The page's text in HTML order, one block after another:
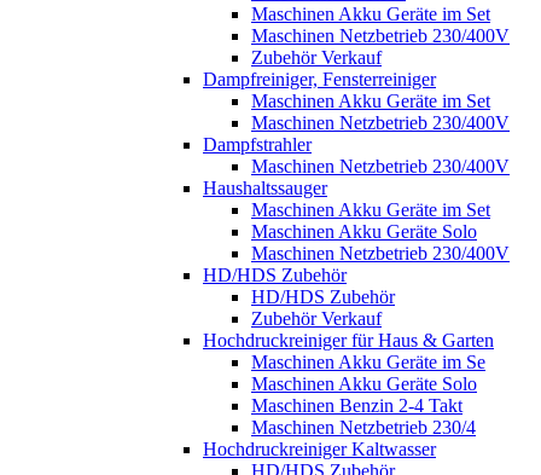
Maschinen Akku Geräte im Set
Maschinen Netzbetrieb 230/400V
Zubehör Verkauf
Dampfreiniger, Fensterreiniger
Maschinen Akku Geräte im Set
Maschinen Netzbetrieb 230/400V
Dampfstrahler
Maschinen Netzbetrieb 230/400V
Haushaltssauger
Maschinen Akku Geräte im Set
Maschinen Akku Geräte Solo
Maschinen Netzbetrieb 230/400V
HD/HDS Zubehör
HD/HDS Zubehör
Zubehör Verkauf
Hochdruckreiniger für Haus & Garten
Maschinen Akku Geräte im Se
Maschinen Akku Geräte Solo
Maschinen Benzin 2-4 Takt
Maschinen Netzbetrieb 230/4
Hochdruckreiniger Kaltwasser
HD/HDS Zubehör